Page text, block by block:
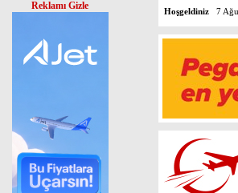
Hoşgeldiniz 7
Reklamı Gizle